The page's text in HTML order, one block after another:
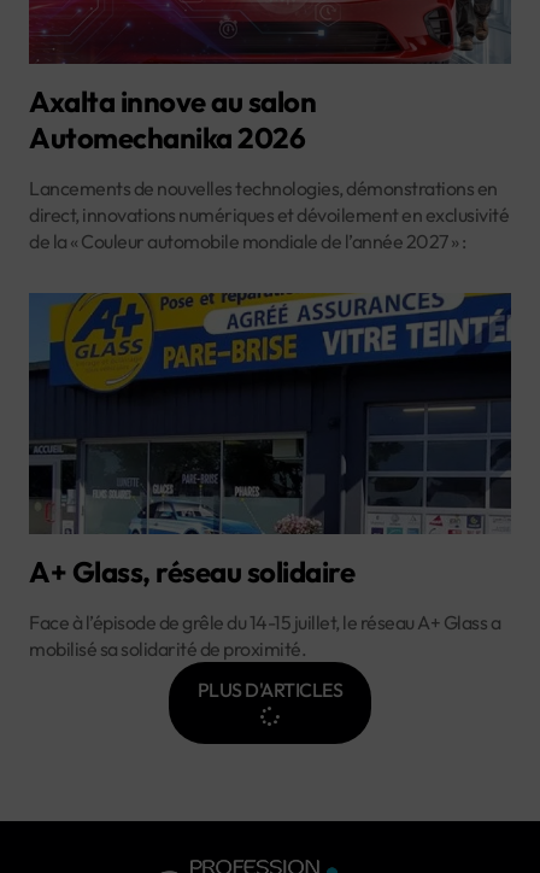
Axalta innove au salon
Automechanika 2026
Lancements de nouvelles technologies, démonstrations en
direct, innovations numériques et dévoilement en exclusivité
de la « Couleur automobile mondiale de l’année 2027 » :
A+ Glass, réseau solidaire
Face à l’épisode de grêle du 14-15 juillet, le réseau A+ Glass a
mobilisé sa solidarité de proximité.
PLUS D'ARTICLES